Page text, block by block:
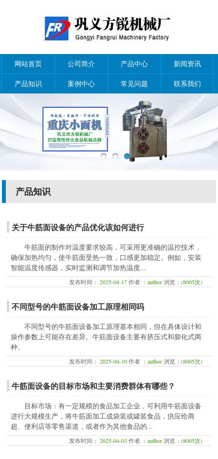
网站首页 公司简介 产品中心 新闻资讯
产品知识 案例中心 常见问题 联系我们
产品知识
关于牛筋面设备的产品优化该如何进行
牛筋面的制作对温度要求较高，可采用更准确的温控技术，
确保加热均匀，使牛筋面受热一致，口感更加稳定。例如，安装
智能温度传感器，实时监测和调节加热温度...
发布时间： 2025-04-17作者 ：author浏览：(8005次)
不同型号的牛筋面设备加工原理相同吗
不同型号的牛筋面设备加工原理基本相同，但在具体设计和
操作参数上可能存在差异。牛筋面设备主要有挤压式和膨化式两
种。
发布时间： 2025-04-10作者 ：author浏览：(8005次)
牛筋面设备的目标市场和主要消费群体有哪些？
目标市场：有一定规模的食品加工企业，可利用牛筋面设备
进行大规模生产，将牛筋面加工成袋装或罐装食品，供应给商
超、便利店等零售渠道，或者作为其他食品的...
发布时间： 2025-04-03 作者 ：author浏览：(8005次)